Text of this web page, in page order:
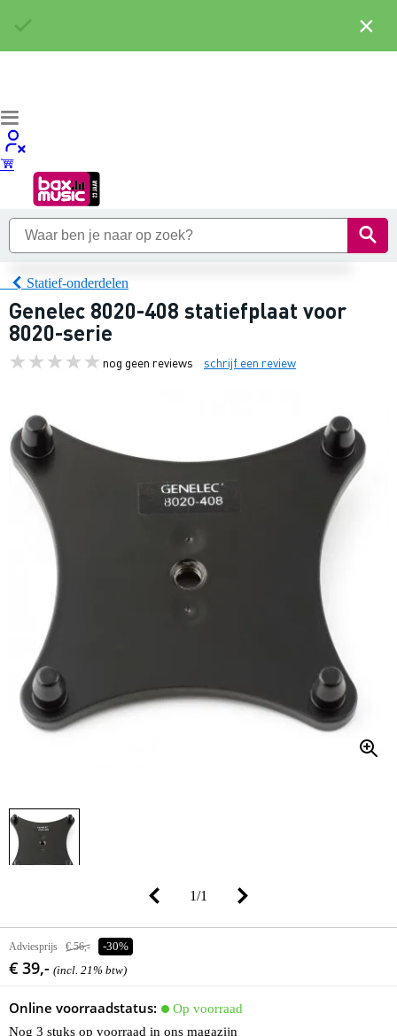
Statief-onderdelen
Genelec 8020-408 statiefplaat voor
8020-serie
nog geen reviews schrijf een review
1/1
Adviesprijs € 56,- -30%
€ 39,- (incl. 21% btw)
Online voorraadstatus:
Op voorraad
Nog 3 stuks op voorraad in ons magazijn
×